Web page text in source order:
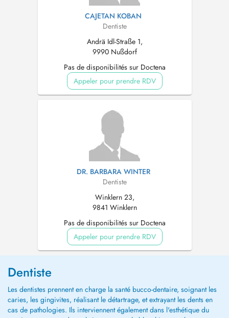
CAJETAN KOBAN
Dentiste
Andrä Idl-Straße 1,
9990 Nußdorf
Pas de disponibilités sur Doctena
Appeler pour prendre RDV
DR. BARBARA WINTER
Dentiste
Winklern 23,
9841 Winklern
Pas de disponibilités sur Doctena
Appeler pour prendre RDV
Dentiste
Les dentistes prennent en charge la santé bucco-dentaire, soignant les
caries, les gingivites, réalisant le détartrage, et extrayant les dents en
cas de pathologies. Ils interviennent également dans l'esthétique du